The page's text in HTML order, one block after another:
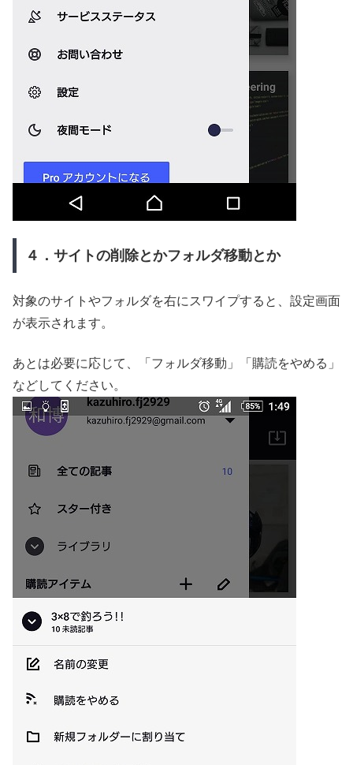
４．サイトの削除とかフォルダ移動とか
対象のサイトやフォルダを右にスワイプすると、設定画面
が表示されます。
あとは必要に応じて、「フォルダ移動」「購読をやめる」
などしてください。